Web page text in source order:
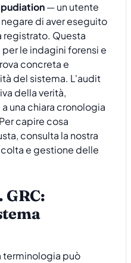
— un utente
di aver eseguito
registrato. Questa
le indagini forensi e
concreta e
del sistema. L'audit
della verità,
una chiara cronologia
capire cosa
consulta la nostra
e gestione delle
GRC:
terminologia può